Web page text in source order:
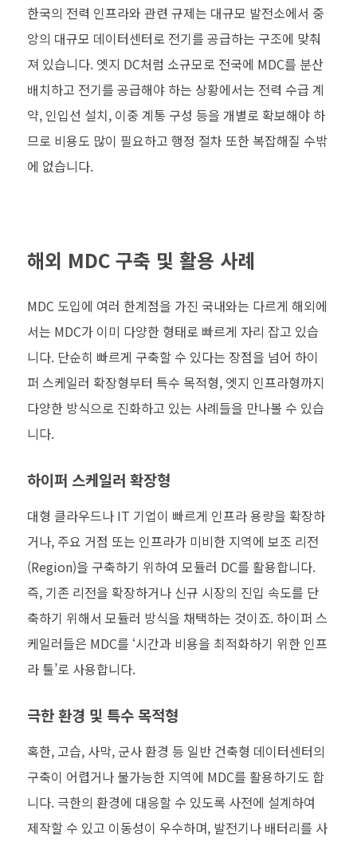
한국의 전력 인프라와 관련 규제는 대규모 발전소에서 중
앙의 대규모 데이터센터로 전기를 공급하는 구조에 맞춰
져 있습니다. 엣지 DC처럼 소규모로 전국에 MDC를 분산
배치하고 전기를 공급해야 하는 상황에서는 전력 수급 계
약, 인입선 설치, 이중 계통 구성 등을 개별로 확보해야 하
므로 비용도 많이 필요하고 행정 절차 또한 복잡해질 수밖
에 없습니다.
해외 MDC 구축 및 활용 사례
MDC 도입에 여러 한계점을 가진 국내와는 다르게 해외에
서는 MDC가 이미 다양한 형태로 빠르게 자리 잡고 있습
니다. 단순히 빠르게 구축할 수 있다는 장점을 넘어 하이
퍼 스케일러 확장형부터 특수 목적형, 엣지 인프라형까지
다양한 방식으로 진화하고 있는 사례들을 만나볼 수 있습
니다.
하이퍼 스케일러 확장형
대형 클라우드나 IT 기업이 빠르게 인프라 용량을 확장하
거나, 주요 거점 또는 인프라가 미비한 지역에 보조 리전
(Region)을 구축하기 위하여 모듈러 DC를 활용합니다.
즉, 기존 리전을 확장하거나 신규 시장의 진입 속도를 단
축하기 위해서 모듈러 방식을 채택하는 것이죠. 하이퍼 스
케일러들은 MDC를 ‘시간과 비용을 최적화하기 위한 인프
라 툴’로 사용합니다.
극한 환경 및 특수 목적형
혹한, 고습, 사막, 군사 환경 등 일반 건축형 데이터센터의
구축이 어렵거나 불가능한 지역에 MDC를 활용하기도 합
니다. 극한의 환경에 대응할 수 있도록 사전에 설계하여
제작할 수 있고 이동성이 우수하며, 발전기나 배터리를 사